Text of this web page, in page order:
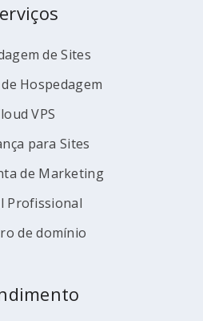
de Sites
Hospedagem
VPS
para Sites
de Marketing
Profissional
de domínio